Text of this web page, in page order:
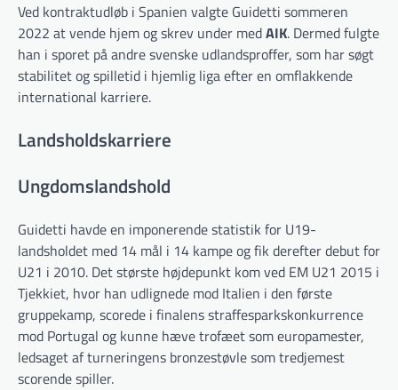
Ved kontraktudløb i Spanien valgte Guidetti sommeren
2022 at vende hjem og skrev under medAIK. Dermed fulgte
han i sporet på andre svenske udlandsproffer, som har søgt
stabilitet og spilletid i hjemlig liga efter en omflakkende
international karriere.
Landsholdskarriere
Ungdomslandshold
Guidetti havde en imponerende statistik for U19-
landsholdet med 14 mål i 14 kampe og fik derefter debut for
U21 i 2010. Det største højdepunkt kom ved EM U21 2015 i
Tjekkiet, hvor han udlignede mod Italien i den første
gruppekamp, scorede i finalens straffesparkskonkurrence
mod Portugal og kunne hæve trofæet som europamester,
ledsaget af turneringens bronzestøvle som tredjemest
scorende spiller.